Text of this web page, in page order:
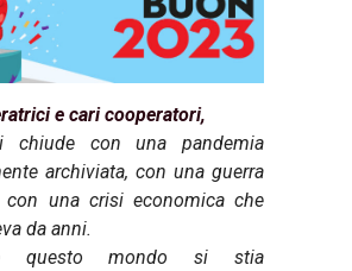
e cari cooperatori,
con una pandemia
archiviata, con una guerra
una crisi economica che
da anni.
questo mondo si stia